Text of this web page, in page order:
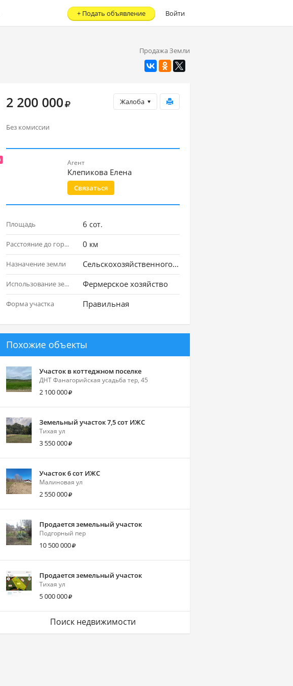
Войти
+ Подать объявление
Продажа Земли
Жалоба
2 200 000
Без комиссии
Агент
Клепикова Елена
Связаться
Площадь 6 сот.
Расстояние до города 0 км
Назначение земли Сельскохозяйственного назначения
Использование земли Фермерское хозяйство
Форма участка Правильная
Похожие объекты
Участок в коттеджном поселке
ДНТ Фанагорийская усадьба тер, 45
2 100 000
Земельный участок 7,5 сот ИЖС
Тихая ул
3 550 000
Участок 6 сот ИЖС
Малиновая ул
2 550 000
Продается земельный участок
Подгорный пер
10 500 000
Продается земельный участок
Тихая ул
5 000 000
Поиск недвижимости